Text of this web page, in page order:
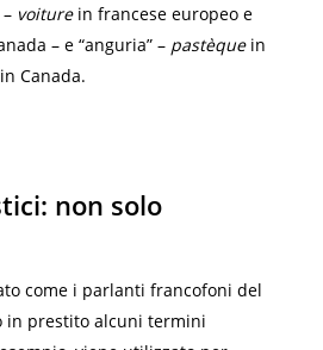
voiturein francese europeo e
– e “anguria” – pastèquein
Canada.
non solo
come i parlanti francofoni del
in prestito alcuni termini